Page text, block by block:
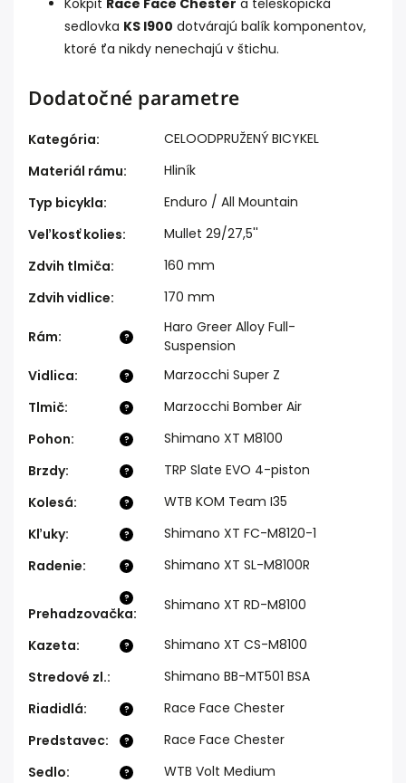
Kokpit Race Face Chester a teleskopická
sedlovka KS I900 dotvárajú balík komponentov,
ktoré ťa nikdy nenechajú v štichu.
Dodatočné parametre
Kategória:
CELOODPRUŽENÝ BICYKEL
Materiál rámu:
Hliník
Typ bicykla:
Enduro / All Mountain
Veľkosť kolies:
Mullet 29/27,5''
Zdvih tlmiča:
160 mm
Zdvih vidlice: 170 mm
?
Rám:
Haro Greer Alloy Full-
Suspension
?
Vidlica: Marzocchi Super Z
?
Tlmič: Marzocchi Bomber Air
?
Pohon: Shimano XT M8100
?
Brzdy: TRP Slate EVO 4-piston
?
Kolesá: WTB KOM Team I35
?
Kľuky: Shimano XT FC-M8120-1
?
Radenie: Shimano XT SL-M8100R
?
Prehadzovačka: Shimano XT RD-M8100
?
Kazeta:
Shimano XT CS-M8100
Stredové zl.: Shimano BB-MT501 BSA
?
Riadidlá: Race Face Chester
?
Predstavec: Race Face Chester
?
Sedlo: WTB Volt Medium